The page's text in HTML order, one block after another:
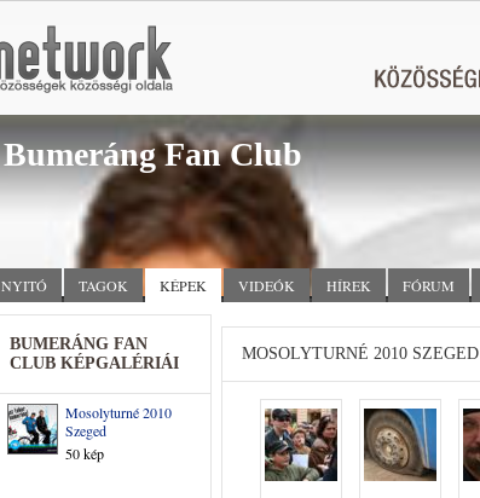
Bumeráng Fan Club
NYITÓ TAGOK KÉPEK VIDEÓK HÍREK FÓRUM
BUMERÁNG FAN
CLUB KÉPGALÉRIÁI
Mosolyturné 2010
Szeged
50 kép
MOSOLYTURNÉ 2010 SZEGED